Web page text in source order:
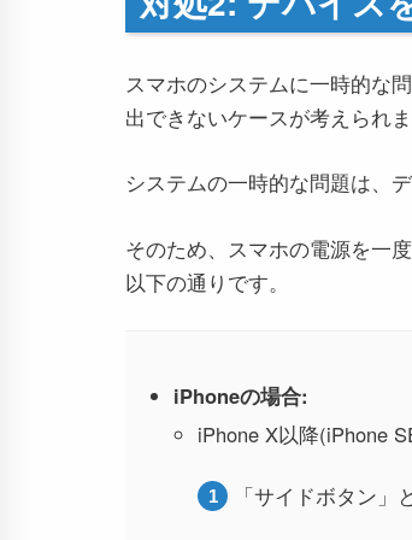
スマホのシステムに一時的な
出できないケースが考えられま
システムの一時的な問題は、
そのため、スマホの電源を一
以下の通りです。
iPhoneの場合:
iPhone X以降(iPhone
「サイドボタン」